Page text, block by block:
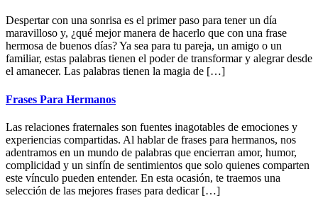
Despertar con una sonrisa es el primer paso para tener un día
maravilloso y, ¿qué mejor manera de hacerlo que con una frase
hermosa de buenos días? Ya sea para tu pareja, un amigo o un
familiar, estas palabras tienen el poder de transformar y alegrar desde
el amanecer. Las palabras tienen la magia de […]
Frases Para Hermanos
Las relaciones fraternales son fuentes inagotables de emociones y
experiencias compartidas. Al hablar de frases para hermanos, nos
adentramos en un mundo de palabras que encierran amor, humor,
complicidad y un sinfín de sentimientos que solo quienes comparten
este vínculo pueden entender. En esta ocasión, te traemos una
selección de las mejores frases para dedicar […]